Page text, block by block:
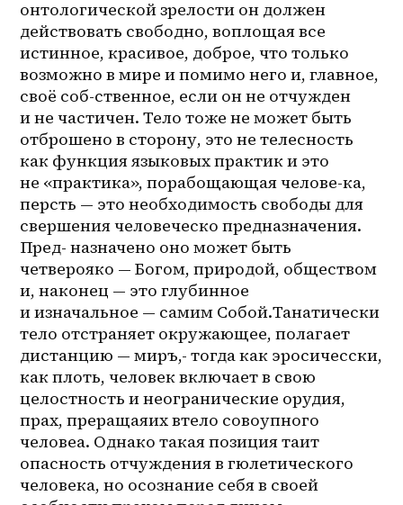
онтологической зрелости он должен
действовать свободно, воплощая все
истинное, красивое, доброе, что только
возможно в мире и помимо него и, главное,
своё соб-ственное, если он не отчужден
и не частичен. Тело тоже не может быть
отброшено в сторону, это не телесность
как функция языковых практик и это
не «практика», порабощающая челове-ка,
персть — это необходимость свободы для
свершения человеческо предназначения.
Пред- назначено оно может быть
четверояко — Богом, природой, обществом
и, наконец — это глубинное
и изначальное — самим Собой.Танатически
тело отстраняет окружающее, полагает
дистанцию — миръ,- тогда как эросичесски,
как плоть, человек включает в свою
целостность и неогранические орудия,
прах, преращаяих втело совоупного
человеа. Однако такая позиция таит
опасность отчуждения в гюлетического
человека, но осознание себя в своей